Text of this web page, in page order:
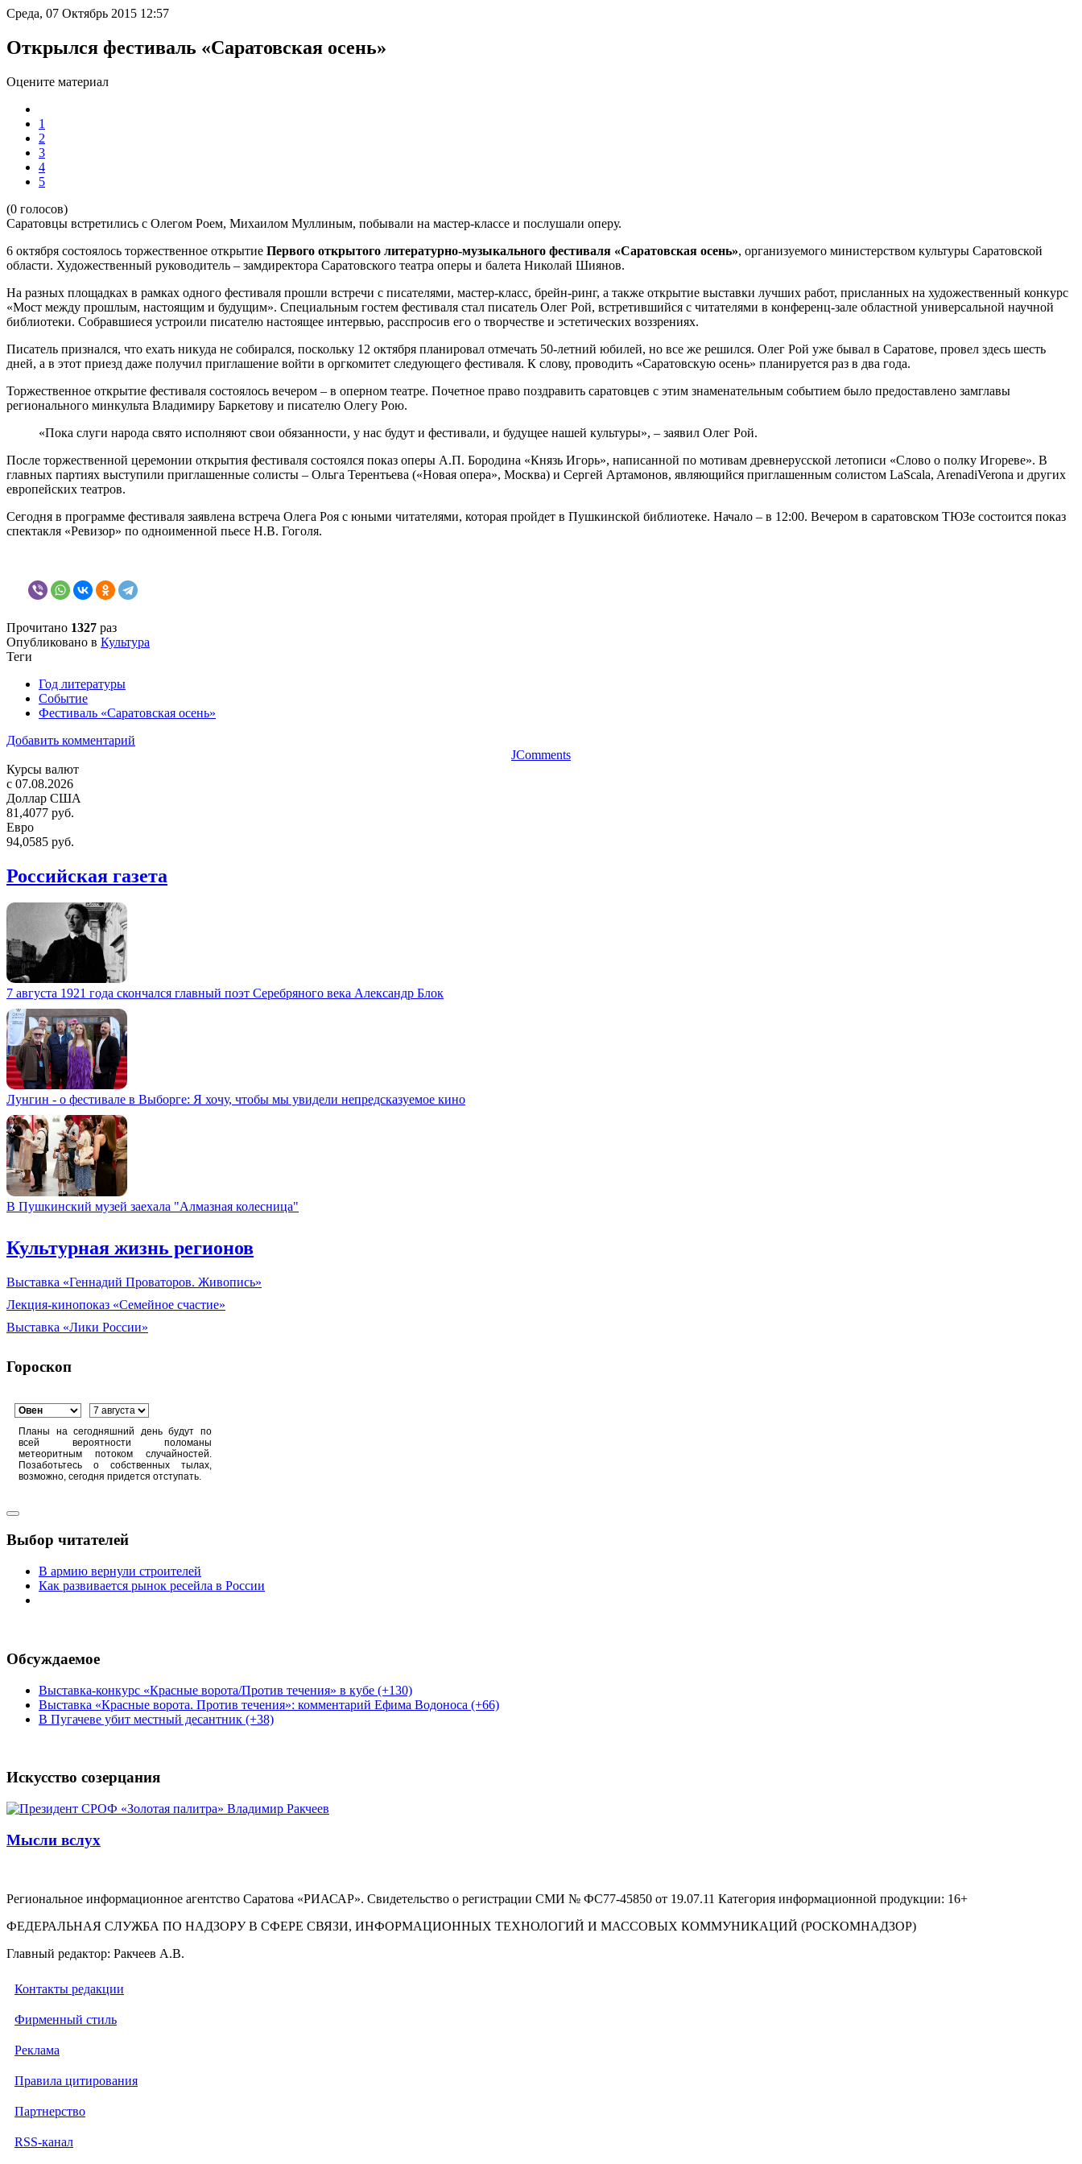
Среда, 07 Октябрь 2015 12:57
Открылся фестиваль «Саратовская осень»
Оцените материал
1
2
3
4
5
(0 голосов)
Саратовцы встретились с Олегом Роем, Михаилом Муллиным, побывали на мастер-классе и послушали оперу.
6 октября состоялось торжественное открытие Первого открытого литературно-музыкального фестиваля «Саратовская осень», организуемого министерством культуры Саратовской
области. Художественный руководитель – замдиректора Саратовского театра оперы и балета Николай Шиянов.
На разных площадках в рамках одного фестиваля прошли встречи с писателями, мастер-класс, брейн-ринг, а также открытие выставки лучших работ, присланных на художественный конкурс
«Мост между прошлым, настоящим и будущим». Специальным гостем фестиваля стал писатель Олег Рой, встретившийся с читателями в конференц-зале областной универсальной научной
библиотеки. Собравшиеся устроили писателю настоящее интервью, расспросив его о творчестве и эстетических воззрениях.
Писатель признался, что ехать никуда не собирался, поскольку 12 октября планировал отмечать 50-летний юбилей, но все же решился. Олег Рой уже бывал в Саратове, провел здесь шесть
дней, а в этот приезд даже получил приглашение войти в оргкомитет следующего фестиваля. К слову, проводить «Саратовскую осень» планируется раз в два года.
Торжественное открытие фестиваля состоялось вечером – в оперном театре. Почетное право поздравить саратовцев с этим знаменательным событием было предоставлено замглавы
регионального минкульта Владимиру Баркетову и писателю Олегу Рою.
«Пока слуги народа свято исполняют свои обязанности, у нас будут и фестивали, и будущее нашей культуры», – заявил Олег Рой.
После торжественной церемонии открытия фестиваля состоялся показ оперы А.П. Бородина «Князь Игорь», написанной по мотивам древнерусской летописи «Слово о полку Игореве». В
главных партиях выступили приглашенные солисты – Ольга Терентьева («Новая опера», Москва) и Сергей Артамонов, являющийся приглашенным солистом LaScala, ArenadiVerona и других
европейских театров.
Сегодня в программе фестиваля заявлена встреча Олега Роя с юными читателями, которая пройдет в Пушкинской библиотеке. Начало – в 12:00. Вечером в саратовском ТЮЗе состоится показ
спектакля «Ревизор» по одноименной пьесе Н.В. Гоголя.
Прочитано 1327 раз
Опубликовано в Культура
Теги
Год литературы
Событие
Фестиваль «Саратовская осень»
Добавить комментарий
JComments
Курсы валют
c 07.08.2026
Доллар США
81,4077 руб.
Евро
94,0585 руб.
Российская газета
7 августа 1921 года скончался главный поэт Серебряного века Александр Блок
Лунгин - о фестивале в Выборге: Я хочу, чтобы мы увидели непредсказуемое кино
В Пушкинский музей заехала "Алмазная колесница"
Культурная жизнь регионов
Выставка «Геннадий Проваторов. Живопись»
Лекция-кинопоказ «Семейное счастие»
Выставка «Лики России»
Гороскоп
Планы на сегодняшний день будут по
всей вероятности поломаны
метеоритным потоком случайностей.
Позаботьтесь о собственных тылах,
возможно, сегодня придется отступать.
Выбор читателей
В армию вернули строителей
Как развивается рынок ресейла в России
Обсуждаемое
Выставка-конкурс «Красные ворота/Против течения» в кубе (+130)
Выставка «Красные ворота. Против течения»: комментарий Ефима Водоноса (+66)
В Пугачеве убит местный десантник (+38)
Искусство созерцания
Мысли вслух
Региональное информационное агентство Саратова «РИАСАР». Свидетельство о регистрации СМИ № ФС77-45850 от 19.07.11 Категория информационной продукции: 16+
ФЕДЕРАЛЬНАЯ СЛУЖБА ПО НАДЗОРУ В СФЕРЕ СВЯЗИ, ИНФОРМАЦИОННЫХ ТЕХНОЛОГИЙ И МАССОВЫХ КОММУНИКАЦИЙ (РОСКОМНАДЗОР)
Главный редактор: Ракчеев А.В.
Контакты редакции
Фирменный стиль
Реклама
Правила цитирования
Партнерство
RSS-канал